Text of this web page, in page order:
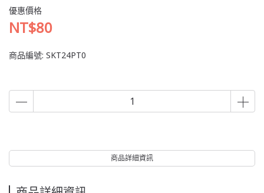
優惠價格
NT$80
商品編號: SKT24PT0
商品詳細資訊